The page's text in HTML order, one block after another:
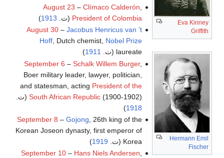
Eva Kinney
Griffith
Hermann Emil
Fischer
August 23 –Clímaco Calderón
President of Colombia (ت. 1913
)
August 30 –Jacobus Henricus van 't
Hoff , Dutch chemist, Nobel Prize
laureate (ت.
1911
)
September 6 –Schalk Willem Burger,
Boer military leader, lawyer, politician,
and statesman, acting President of the
South African Republic (1900-1902) (ت.
1918
)
September 8 –Gojong , 26th king of the
Korean Joseon dynasty, first emperor of
Korea (ت.
1919
)
September 10 – Hans Niels Andersen,